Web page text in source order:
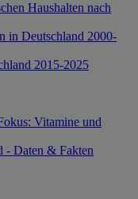
Haushalten nach
in Deutschland 2000-
2015-2025
Vitamine und
- Daten & Fakten